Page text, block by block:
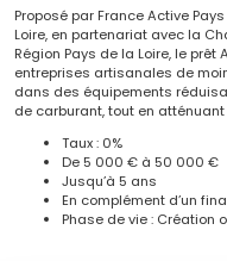
Proposé par France Active
Loire, en partenariat avec la
Région Pays de la Loire, le
entreprises artisanales de
dans des équipements
de carburant, tout en
Taux : 0%
De 5 000 € à 50 000 €
Jusqu’à 5 ans
En complément d’un
Phase de vie : Création